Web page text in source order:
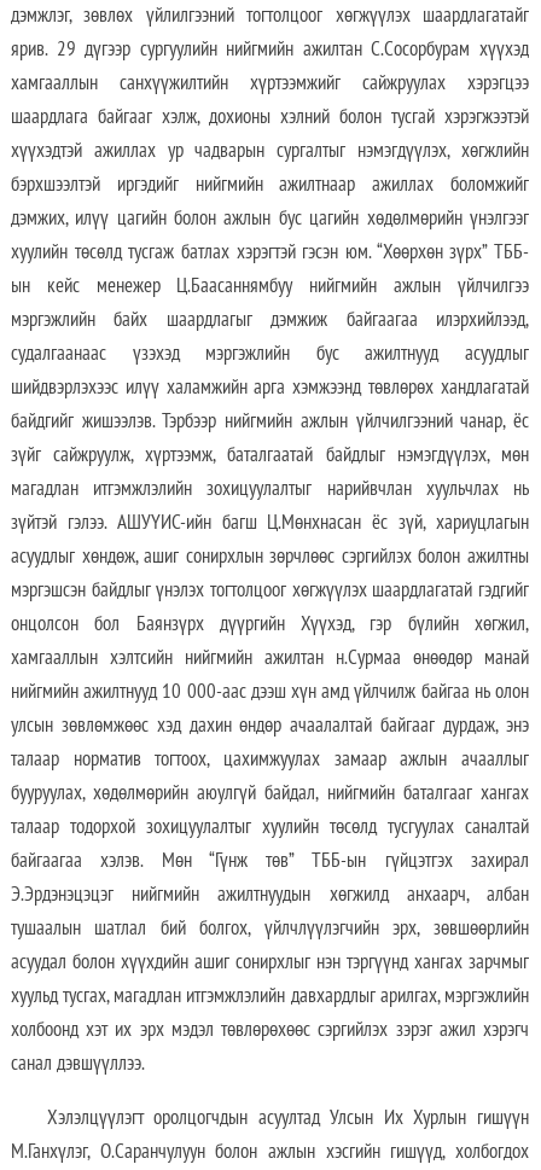
дэмжлэг, зөвлөх үйлилгээний тогтолцоог хөгжүүлэх шаардлагатайг
ярив. 29 дүгээр сургуулийн нийгмийн ажилтан С.Сосорбурам хүүхэд
хамгааллын санхүүжилтийн хүртээмжийг сайжруулах хэрэгцээ
шаардлага байгааг хэлж, дохионы хэлний болон тусгай хэрэгжээтэй
хүүхэдтэй ажиллах ур чадварын сургалтыг нэмэгдүүлэх, хөгжлийн
бэрхшээлтэй иргэдийг нийгмийн ажилтнаар ажиллах боломжийг
дэмжих, илүү цагийн болон ажлын бус цагийн хөдөлмөрийн үнэлгээг
хуулийн төсөлд тусгаж батлах хэрэгтэй гэсэн юм. “Хөөрхөн зүрх” ТББ-
ын кейс менежер Ц.Баасаннямбуу нийгмийн ажлын үйлчилгээ
мэргэжлийн байх шаардлагыг дэмжиж байгаагаа илэрхийлээд,
судалгаанаас үзэхэд мэргэжлийн бус ажилтнууд асуудлыг
шийдвэрлэхээс илүү халамжийн арга хэмжээнд төвлөрөх хандлагатай
байдгийг жишээлэв. Тэрбээр нийгмийн ажлын үйлчилгээний чанар, ёс
зүйг сайжруулж, хүртээмж, баталгаатай байдлыг нэмэгдүүлэх, мөн
магадлан итгэмжлэлийн зохицуулалтыг нарийвчлан хуульчлах нь
зүйтэй гэлээ. АШУҮИС-ийн багш Ц.Мөнхнасан ёс зүй, хариуцлагын
асуудлыг хөндөж, ашиг сонирхлын зөрчлөөс сэргийлэх болон ажилтны
мэргэшсэн байдлыг үнэлэх тогтолцоог хөгжүүлэх шаардлагатай гэдгийг
онцолсон бол Баянзүрх дүүргийн Хүүхэд, гэр бүлийн хөгжил,
хамгааллын хэлтсийн нийгмийн ажилтан н.Сурмаа өнөөдөр манай
нийгмийн ажилтнууд 10 000-аас дээш хүн амд үйлчилж байгаа нь олон
улсын зөвлөмжөөс хэд дахин өндөр ачаалалтай байгааг дурдаж, энэ
талаар норматив тогтоох, цахимжуулах замаар ажлын ачааллыг
бууруулах, хөдөлмөрийн аюулгүй байдал, нийгмийн баталгааг хангах
талаар тодорхой зохицуулалтыг хуулийн төсөлд тусгуулах саналтай
байгаагаа хэлэв. Мөн “Гүнж төв” ТББ-ын гүйцэтгэх захирал
Э.Эрдэнэцэцэг нийгмийн ажилтнуудын хөгжилд анхаарч, албан
тушаалын шатлал бий болгох, үйлчлүүлэгчийн эрх, зөвшөөрлийн
асуудал болон хүүхдийн ашиг сонирхлыг нэн тэргүүнд хангах зарчмыг
хуульд тусгах, магадлан итгэмжлэлийн давхардлыг арилгах, мэргэжлийн
холбоонд хэт их эрх мэдэл төвлөрөхөөс сэргийлэх зэрэг ажил хэрэгч
санал дэвшүүллээ.
Хэлэлцүүлэгт оролцогчдын асуултад Улсын Их Хурлын гишүүн
М.Ганхүлэг, О.Саранчулуун болон ажлын хэсгийн гишүүд, холбогдох